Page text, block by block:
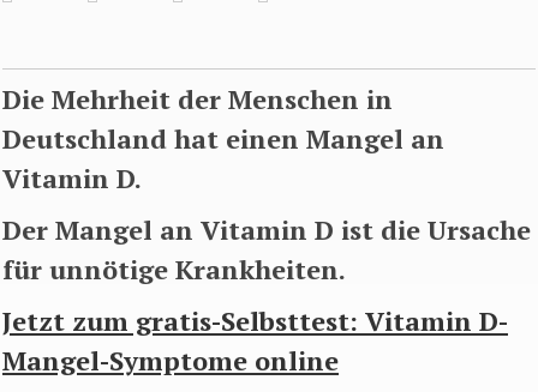
Die Mehrheit der Menschen in
Deutschland hat einen Mangel an
Vitamin D.
Der Mangel an Vitamin D ist die Ursache
für unnötige Krankheiten.
Jetzt zum gratis-Selbsttest: Vitamin D-
Mangel-Symptome online